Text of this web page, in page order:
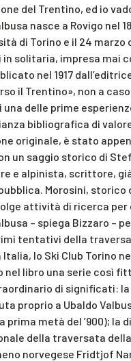
del Trentino, ed io
nasce a Rovigo nel
di Torino e il 24
in solitaria, impresa mai
nel 1917
il Trentino», non a
una delle prime
bibliografica di
originale, è stato
un saggio storico di
e alpinista, scrittore,
Morosini,
attività di ricerca
– spiega Bizzaro –
tentativi della
lo Ski Club Torino
nel libro una serie così
di significati: la
proprio a Ubaldo
prima metà del ’900);
della traversata
norvegese Fridtjof